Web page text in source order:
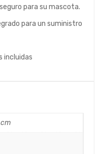
para su mascota.
para un suministro
incluidas